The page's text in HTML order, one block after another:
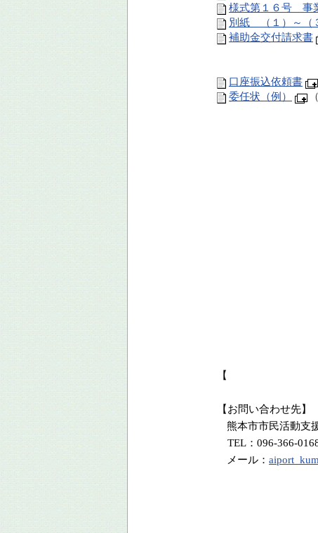
様式第１６号 事
別紙 （１）～（
補助金交付請求書
口座振込依頼書
委任状（例）
【
【お問い合わせ先】
熊本市市民活動支
TEL ： 096-366-
メール：